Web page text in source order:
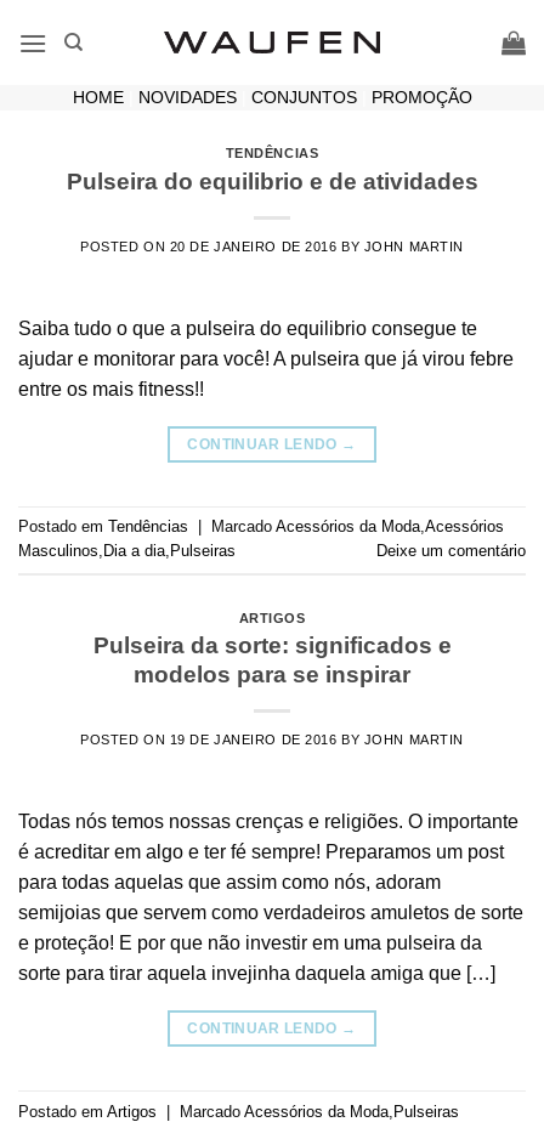
HOME| NOVIDADES| CONJUNTOS| PROMOÇÃO
TENDÊNCIAS
Pulseira do equilibrio e de atividades
POSTED ON 20 DE JANEIRO DE 2016 BY JOHN MARTIN
Saiba tudo o que a pulseira do equilibrio consegue te
ajudar e monitorar para você! A pulseira que já virou febre
entre os mais fitness!!
CONTINUAR LENDO →
Postado em Tendências Marcado Acessórios da Moda Acessórios
Masculinos Dia a dia Pulseiras Deixe um comentário
ARTIGOS
Pulseira da sorte: significados e
modelos para se inspirar
POSTED ON 19 DE JANEIRO DE 2016 BY JOHN MARTIN
Todas nós temos nossas crenças e religiões. O importante
é acreditar em algo e ter fé sempre! Preparamos um post
para todas aquelas que assim como nós, adoram
semijoias que servem como verdadeiros amuletos de sorte
e proteção! E por que não investir em uma pulseira da
sorte para tirar aquela invejinha daquela amiga que […]
CONTINUAR LENDO →
Postado em Artigos | Marcado Acessórios da Moda Pulseiras